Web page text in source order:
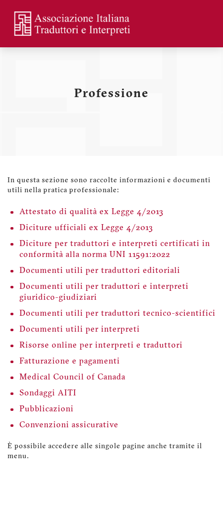
main
content
profilo
Professione
In questa sezione sono raccolte informazioni e documenti
utili nella pratica professionale:
Attestato di qualità ex Legge 4/2013
Diciture ufficiali ex Legge 4/2013
Diciture per traduttori e interpreti certificati in
conformità alla norma UNI 11591:2022
Documenti utili per traduttori editoriali
Documenti utili per traduttori e interpreti
giuridico-giudiziari
Documenti utili per traduttori tecnico-scientifici
Documenti utili per interpreti
Risorse online per interpreti e traduttori
Fatturazione e pagamenti
Medical Council of Canada
Sondaggi AITI
Pubblicazioni
Convenzioni assicurative
È possibile accedere alle singole pagine anche tramite il
menu.